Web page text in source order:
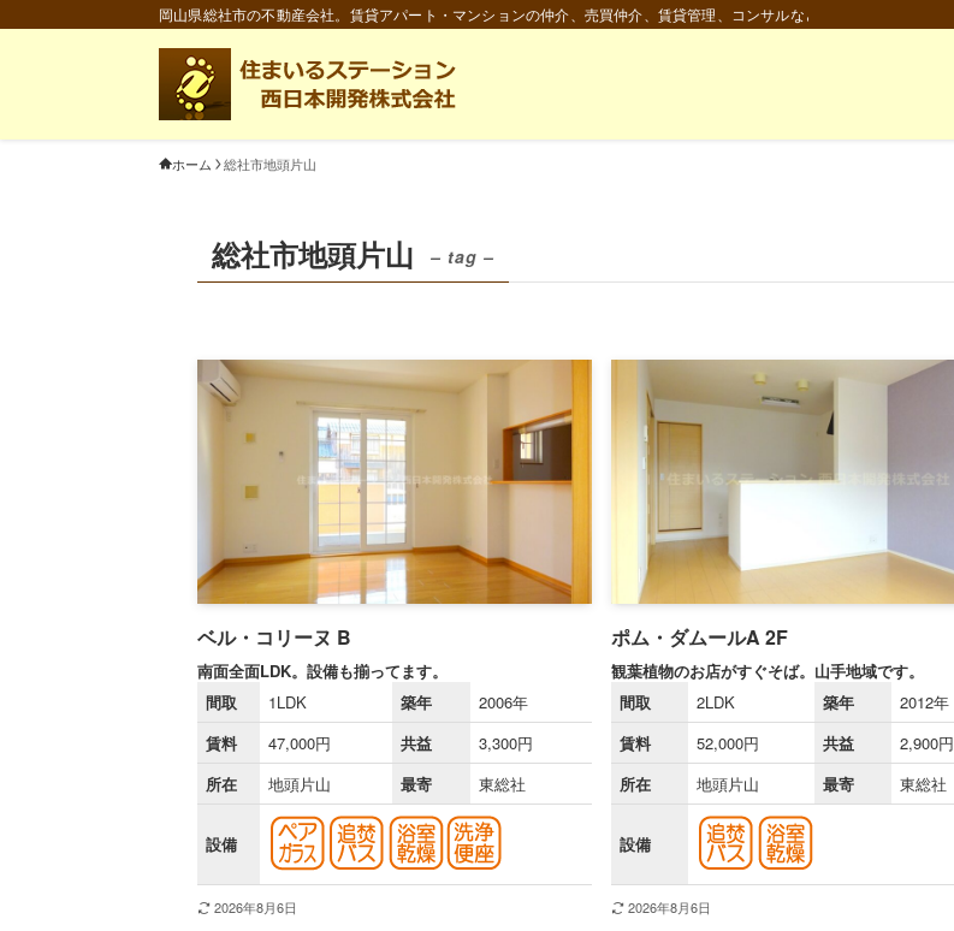
岡山県総社市の不動産会社。賃貸アパート・マンションの仲介、売買仲介、賃貸管理、コンサルなど。
ホーム 総社市地頭片山
総社市地頭片山 – tag –
ベル・コリーヌ B
南面全面LDK。設備も揃ってます。
間取
1LDK 築年
2006年
賃料
47,000円 共益
3,300円
所在
地頭片山 最寄 東総社
設備
2026年8月6日
ポム・ダムールA 2F
観葉植物のお店がすぐそば。山手地域です。
間取
2LDK 築年
2012年
賃料
52,000円 共益
2,900円
所在
地頭片山 最寄 東総社
設備
2026年8月6日